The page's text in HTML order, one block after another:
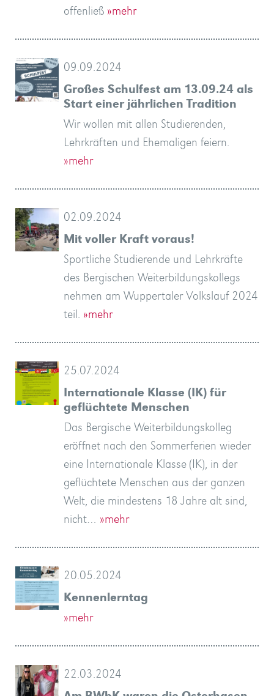
offenließ »mehr
09.09.2024
Großes Schulfest am 13.09.24 als
Start einer jährlichen Tradition
Wir wollen mit allen Studierenden,
Lehrkräften und Ehemaligen feiern.
»mehr
02.09.2024
Mit voller Kraft voraus!
Sportliche Studierende und Lehrkräfte
des Bergischen Weiterbildungskollegs
nehmen am Wuppertaler Volkslauf 2024
teil. »mehr
25.07.2024
Internationale Klasse (IK) für
geflüchtete Menschen
Das Bergische Weiterbildungskolleg
eröffnet nach den Sommerferien wieder
eine Internationale Klasse (IK), in der
geflüchtete Menschen aus der ganzen
Welt, die mindestens 18 Jahre alt sind,
nicht… »mehr
20.05.2024
Kennenlerntag
»mehr
22.03.2024